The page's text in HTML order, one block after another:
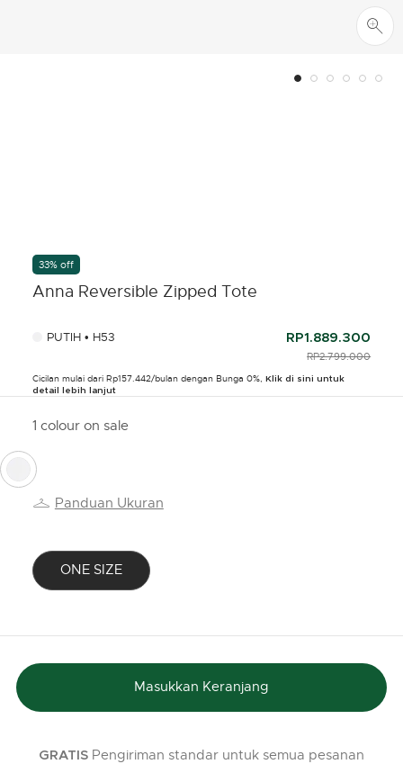
33% off
Anna Reversible Zipped Tote
PUTIH • H53 RP1.889.300
PRICE REDUCED
RP2.799.000
Cicilan mulai dari Rp157.442/bulan dengan Bunga 0%, Klik di sini untuk
detail lebih lanjut
1 colour on sale
Panduan Ukuran
ONE SIZE
selected
Masukkan Keranjang
GRATISPengiriman standar untuk semua pesanan